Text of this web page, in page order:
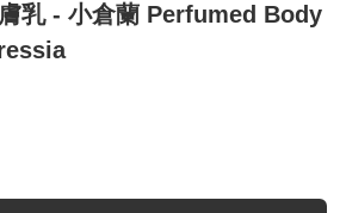
乳 - 小倉蘭 Perfumed Body